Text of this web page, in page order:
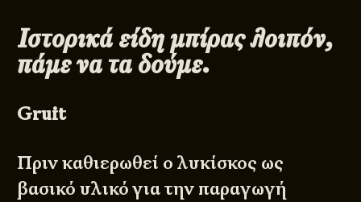
Ιστορικά είδη μπίρας λοιπόν,
πάμε να τα δούμε.
Gruit
Πριν καθιερωθεί ο λυκίσκος ως
βασικό υλικό για την παραγωγή